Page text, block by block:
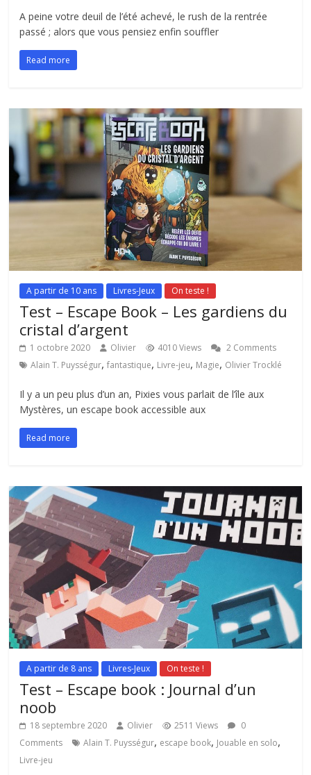
A peine votre deuil de l’été achevé, le rush de la rentrée
passé ; alors que vous pensiez enfin souffler
Read more
A partir de 10 ans Livres-Jeux On teste !
Test – Escape Book – Les gardiens du
cristal d’argent
1 octobre 2020 Olivier 4010 Views
2 Comments
Alain T. Puysségur,fantastique, Livre-jeu, Magie, Olivier Trocklé
Il y a un peu plus d’un an, Pixies vous parlait de l’île aux
Mystères, un escape book accessible aux
Read more
A partir de 8 ans Livres-Jeux On teste !
Test – Escape book : Journal d’un
noob
18 septembre 2020 Olivier 2511 Views
0
Comments
Alain T. Puysségur, escape book, Jouable en solo,
Livre-jeu